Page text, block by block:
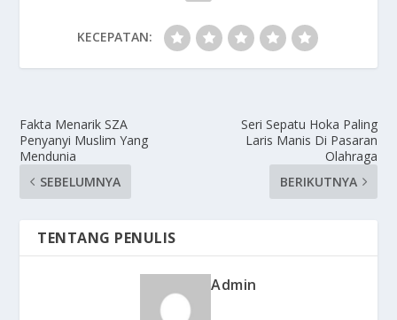
KECEPATAN:
Fakta Menarik SZA
Penyanyi Muslim Yang
Mendunia
SEBELUMNYA
Seri Sepatu Hoka Paling
Laris Manis Di Pasaran
Olahraga
BERIKUTNYA
TENTANG PENULIS
Admin